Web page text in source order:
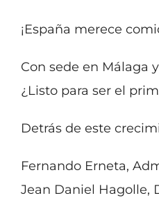
¡España merece
Con sede en Málaga
¿Listo para ser el
Detrás de este
Fernando Erneta,
Jean Daniel Hagolle,